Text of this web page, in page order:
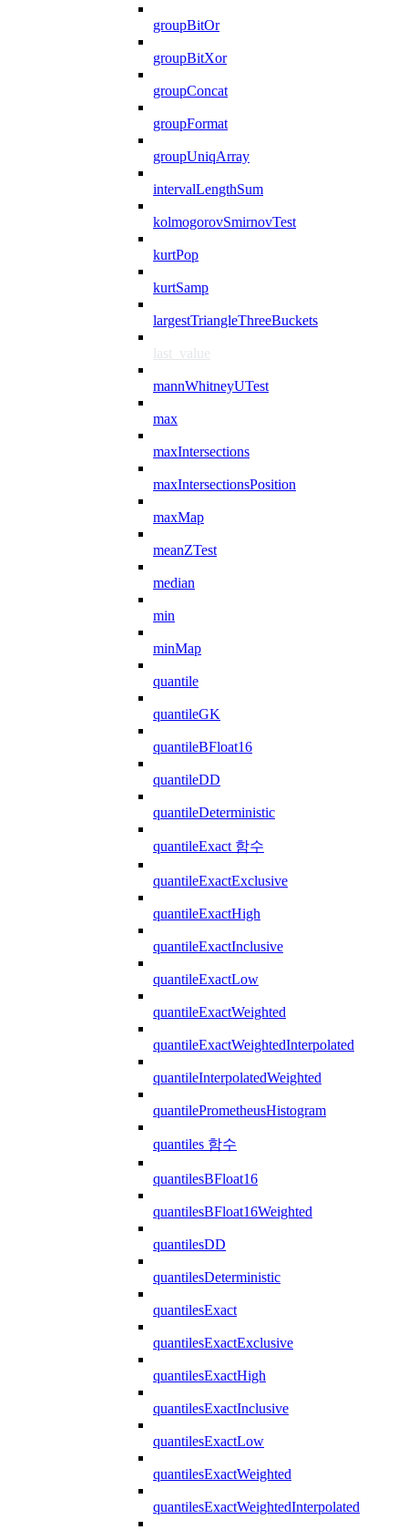
groupBitOr
groupBitXor
groupConcat
groupFormat
groupUniqArray
intervalLengthSum
kolmogorovSmirnovTest
kurtPop
kurtSamp
largestTriangleThreeBuckets
last_value
mannWhitneyUTest
max
maxIntersections
maxIntersectionsPosition
maxMap
meanZTest
median
min
minMap
quantile
quantileGK
quantileBFloat16
quantileDD
quantileDeterministic
quantileExact 함수
quantileExactExclusive
quantileExactHigh
quantileExactInclusive
quantileExactLow
quantileExactWeighted
quantileExactWeightedInterpolated
quantileInterpolatedWeighted
quantilePrometheusHistogram
quantiles 함수
quantilesBFloat16
quantilesBFloat16Weighted
quantilesDD
quantilesDeterministic
quantilesExact
quantilesExactExclusive
quantilesExactHigh
quantilesExactInclusive
quantilesExactLow
quantilesExactWeighted
quantilesExactWeightedInterpolated